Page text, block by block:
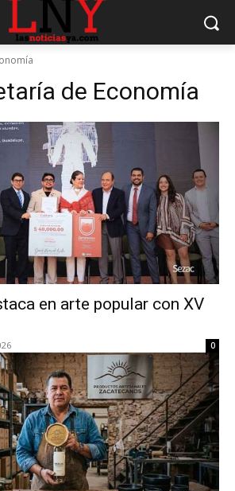
de Economía
en arte popular con XV
0